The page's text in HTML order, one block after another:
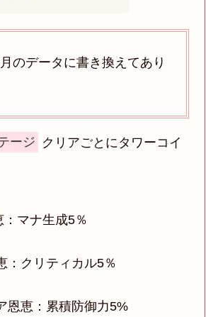
のデータに書き換えてあり
ージ
クリアごとにタワーコイ
：マナ生成5％
：クリティカル5％
恩恵：累積防御力5%